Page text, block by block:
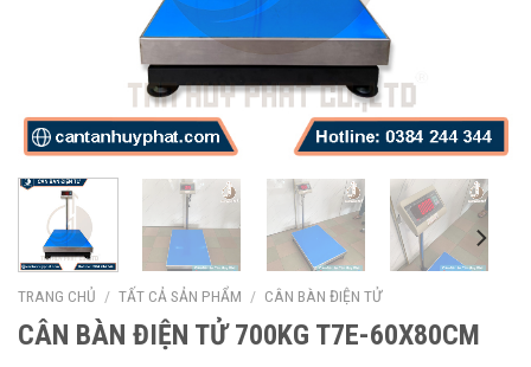
TRANG CHỦ / TẤT CẢ SẢN PHẨM / CÂN BÀN ĐIỆN TỬ
CÂN BÀN ĐIỆN TỬ 700KG T7E-60X80CM